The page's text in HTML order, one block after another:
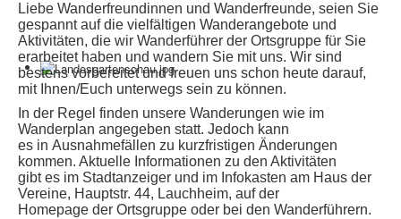
Liebe Wanderfreundinnen und Wanderfreunde, seien Sie
gespannt auf die vielfältigen Wanderangebote und
Aktivitäten, die wir Wanderführer der Ortsgruppe für Sie
erarbeitet haben und wandern Sie mit uns. Wir sind
bestens vorbereitet und freuen uns schon heute darauf,
mit Ihnen/Euch unterwegs sein zu können.
In der Regel finden unsere Wanderungen wie im
Wanderplan angegeben statt. Jedoch kann
es in Ausnahmefällen zu kurzfristigen Änderungen
kommen. Aktuelle Informationen zu den Aktivitäten
gibtes im Stadtanzeiger und im Infokasten am Haus der
Vereine, Hauptstr. 44, Lauchheim, auf der
Homepage der Ortsgruppe oder bei den Wanderführern.